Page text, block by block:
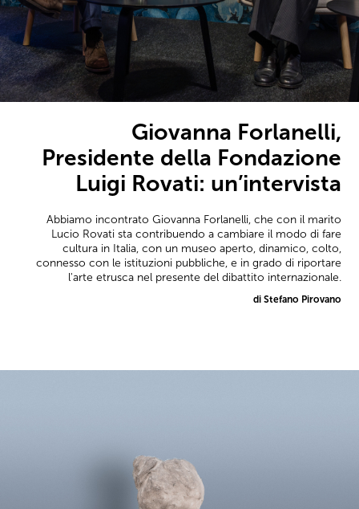
Giovanna Forlanelli,
Presidente della Fondazione
Luigi Rovati: un’intervista
Abbiamo incontrato Giovanna Forlanelli, che con il marito
Lucio Rovati sta contribuendo a cambiare il modo di fare
cultura in Italia, con un museo aperto, dinamico, colto,
connesso con le istituzioni pubbliche, e in grado di riportare
l'arte etrusca nel presente del dibattito internazionale.
di Stefano Pirovano